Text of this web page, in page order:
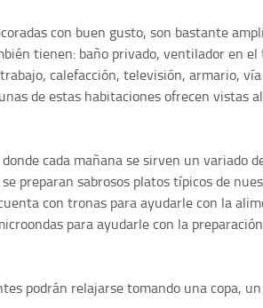
con buen gusto, son bastante
tienen: baño privado, ventilador en el
calefacción, televisión, armario,
de estas habitaciones ofrecen vistas
cada mañana se sirven un variado
preparan sabrosos platos típicos de
con tronas para ayudarle con la
para ayudarle con la
podrán relajarse tomando una copa,